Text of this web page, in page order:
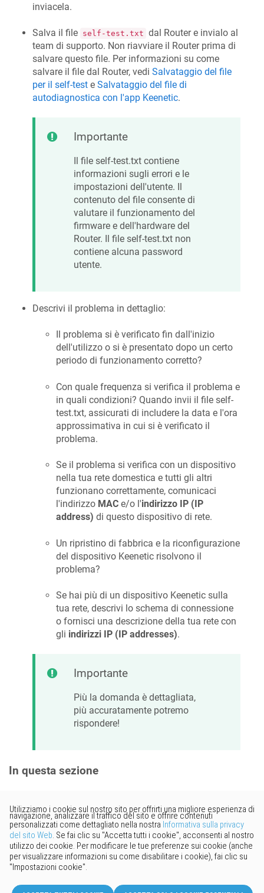
inviacela.
Salva il file self-test.txt dal Router e invialo al
team di supporto. Non riavviare il Router prima di
salvare questo file. Per informazioni su come
salvare il file dal Router, vedi Salvataggio del file
per il self-test e Salvataggio del file di
autodiagnostica con l'app Keenetic.
Importante
Il file self-test.txt contiene
informazioni sugli errori e le
impostazioni dell'utente. Il
contenuto del file consente di
valutare il funzionamento del
firmware e dell'hardware del
Router. Il file self-test.txt non
contiene alcuna password
utente.
Descrivi il problema in dettaglio:
Il problema si è verificato fin dall'inizio
dell'utilizzo o si è presentato dopo un certo
periodo di funzionamento corretto?
Con quale frequenza si verifica il problema e
in quali condizioni? Quando invii il file self-
test.txt, assicurati di includere la data e l'ora
approssimativa in cui si è verificato il
problema.
Se il problema si verifica con un dispositivo
nella tua rete domestica e tutti gli altri
funzionano correttamente, comunicaci
l'indirizzo MAC e/o l'indirizzo IP (IP
address) di questo dispositivo di rete.
Un ripristino di fabbrica e la riconfigurazione
del dispositivo Keenetic risolvono il
problema?
Se hai più di un dispositivo Keenetic sulla
tua rete, descrivi lo schema di connessione
o fornisci una descrizione della tua rete con
gli indirizzi IP (IP addresses).
Importante
Più la domanda è dettagliata,
più accuratamente potremo
rispondere!
In questa sezione
Vorresti fornire un feedback?
Basta cliccare qui per suggerire
modifiche.